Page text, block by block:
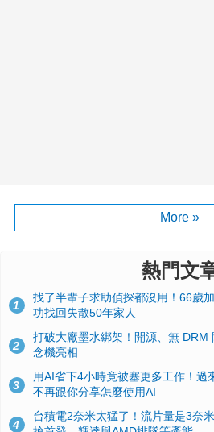
More »
熱門文
1
找了半輩子求助偵探都沒用！66歲
功找回失散50年家人
2
打破大廠墨水綁架！開源、無
念機亮相
3
用AI省下4小時竟被塞更多工作！過
不再跟你分享怎麼使用AI
4
台積電2奈米太猛了！流片量是3奈